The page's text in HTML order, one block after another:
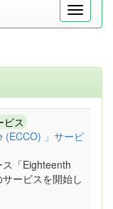
メ
ニ
ビス
(ECCO) 」サービ
「Eighteenth
ービスを開始し